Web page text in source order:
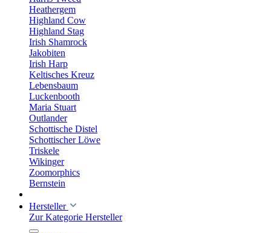
Heathergem
Highland Cow
Highland Stag
Irish Shamrock
Jakobiten
Irish Harp
Keltisches Kreuz
Lebensbaum
Luckenbooth
Maria Stuart
Outlander
Schottische Distel
Schottischer Löwe
Triskele
Wikinger
Zoomorphics
Bernstein
Hersteller
Zur Kategorie Hersteller